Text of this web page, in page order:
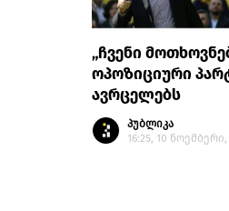
„ჩვენი
ოპოზიციური
ავრცელებს
პუბლიკა
16:25, 10 ნოემბერი,